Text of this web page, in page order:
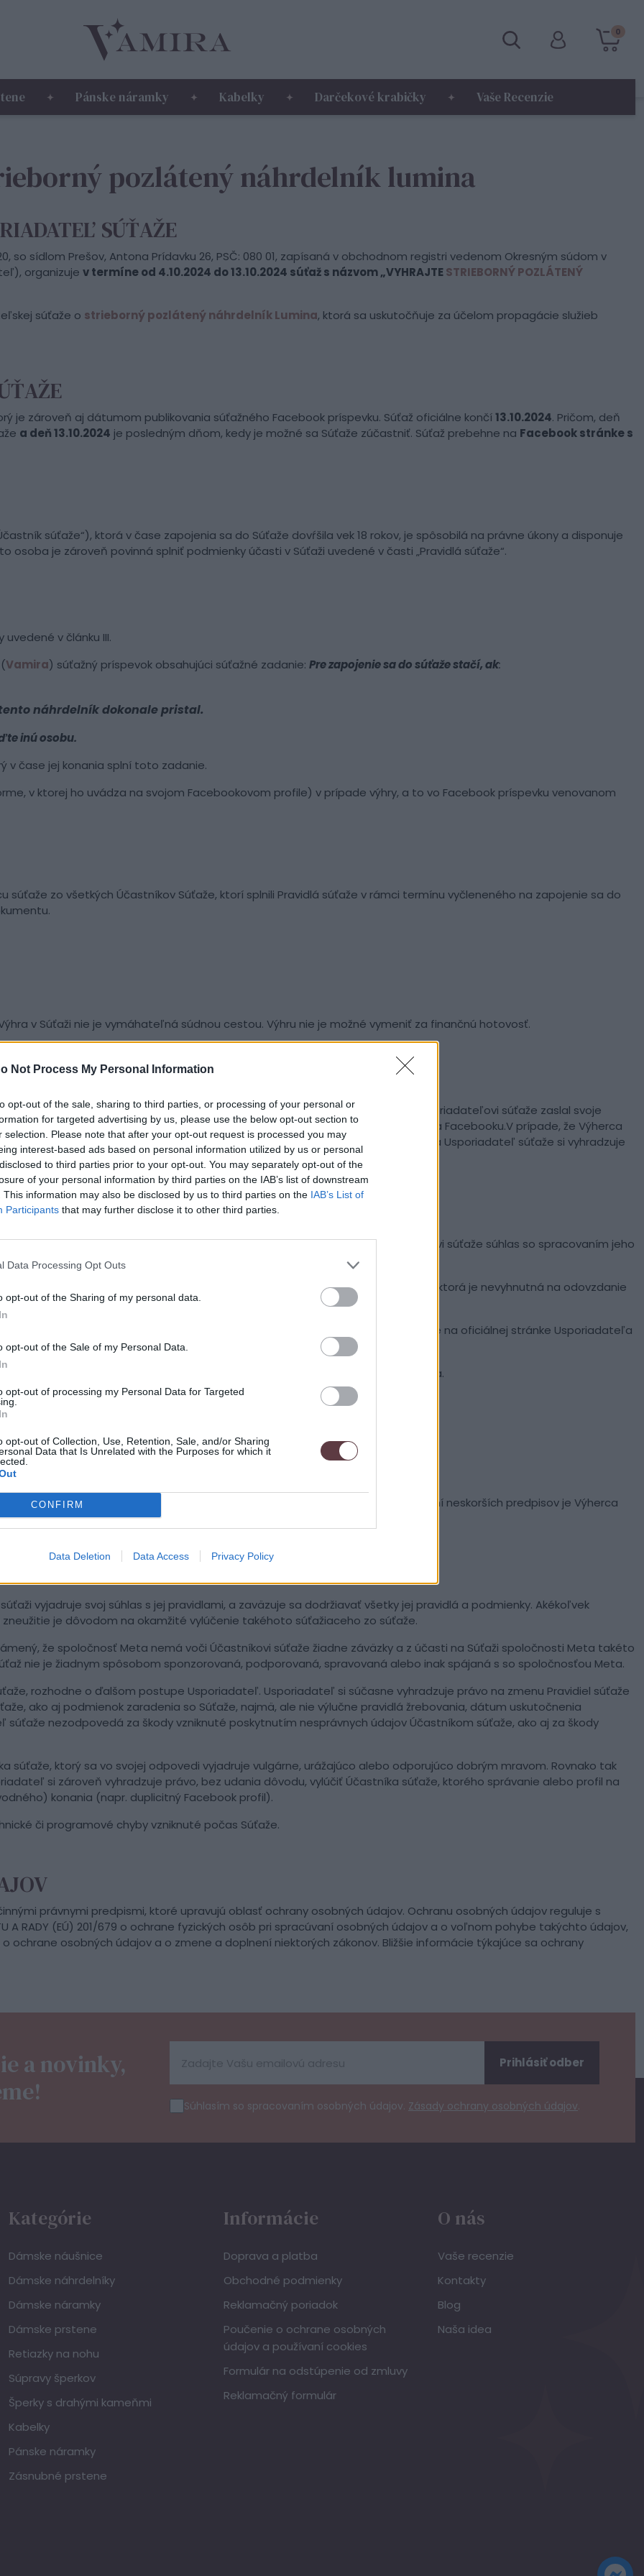
Not Process My Personal Information
opt-out of the sale, sharing to third parties, or processing of your personal or
for targeted advertising by us, please use the below opt-out section to
selection. Please note that after your opt-out request is processed you may
interest-based ads based on personal information utilized by us or personal
to third parties prior to your opt-out. You may separately opt-out of the
of your personal information by third parties on the IAB’s list of downstream
This information may also be disclosed by us to third parties on the IAB’s List of
Participants that may further disclose it to other third parties.
Data Processing Opt Outs
opt-out of the Sharing of my personal data.
opt-out of the Sale of my Personal Data.
opt-out of processing my Personal Data for Targeted
opt-out of Collection, Use, Retention, Sale, and/or Sharing
Data that Is Unrelated with the Purposes for which it
CONFIRM
Data Deletion Data Access Privacy Policy
0
Pánske náramky Kabelky Darčekové krabičky Vaše Recenzie
pozlátený náhrdelník lumina
SÚŤAŽE
so sídlom Prešov, Antona Prídavku 26, PSČ: 080 01, zapísaná v obchodnom registri vedenom Okresným súdom v
organizuje v termíne od 4.10.2024 do 13.10.2024 súťaž s názvom „VYHRAJTESTRIEBORNÝ POZLÁTENÝ
súťaže o strieborný pozlátený náhrdelník Lumina, ktorá sa uskutočňuje za účelom propagácie služieb
je zároveň aj dátumom publikovania súťažného Facebook príspevku. Súťaž oficiálne končí13.10.2024. Pričom, deň
a deň 13.10.2024 je posledným dňom, kedy je možné sa Súťaže zúčastniť. Súťaž prebehne na Facebook stránke s
súťaže“), ktorá v čase zapojenia sa do Súťaže dovŕšila vek 18 rokov, je spôsobilá na právne úkony a disponuje
osoba je zároveň povinná splniť podmienky účasti v Súťaži uvedené v časti „Pravidlá súťaže“.
v článku III.
(Vamira) súťažný príspevok obsahujúci súťažné zadanie: Pre zapojenie sa do súťaže stačí, ak:
náhrdelník dokonale pristal.
inú osobu.
v čase jej konania splní toto zadanie.
v ktorej ho uvádza na svojom Facebookovom profile) v prípade výhry, a to vo Facebook príspevku venovanom
súťaže zo všetkých Účastníkov Súťaže, ktorí splnili Pravidlá súťaže v rámci termínu vyčleneného na zapojenie sa do
v Súťaži nie je vymáhateľná súdnou cestou. Výhru nie je možné vymeniť za finančnú hotovosť.
Vamira.Výherca bude bezodkladne po vyžrebovaní vyzvaný
, aby Usporiadateľovi súťaže zaslal svoje
Výhercu, a tiež, v prípade potreby, v komentári pod súťažným komentárom na Facebooku.V prípade, že Výherca
žrebovacieho príspevku na Facebook stránke Vamira, stráca nárok na výhru a Usporiadateľ súťaže si vyhradzuje
pri odovzdávaní výhry. Výherca súťaže zároveň udeľuje Usporiadateľovi súťaže súhlas so spracovaním jeho
to za účelom odovzdania a doručenia výhry.
bude považované za neposkytnutie súčinnosti na strane Výhercu, ktorá je nevyhnutná na odovzdanie
osobných údajov (v rozsahu meno a priezvisko) v zozname Výhercov súťaže na oficiálnej stránke Usporiadateľa
prebehla.
Facebook alebo Instagram ID užívateľa, meno/priezvisko/pseudonym užívateľa.
Usporiadateľovi nasledovné údaje:
mesto), telefonický kontakt, e-mailovú adresu.
s výhrou a jej využitím. V zmysle zákona č. 595/2003 Z. z. o dani z príjmov v znení neskorších predpisov je Výherca
presahuje sumu 350 EUR, uhradiť deň z príjmov.
vyjadruje svoj súhlas s jej pravidlami, a zaväzuje sa dodržiavať všetky jej pravidlá a podmienky. Akékoľvek
je dôvodom na okamžité vylúčenie takéhoto súťažiaceho zo súťaže.
že spoločnosť Meta nemá voči Účastníkovi súťaže žiadne záväzky a z účasti na Súťaži spoločnosti Meta takéto
nie je žiadnym spôsobom sponzorovaná, podporovaná, spravovaná alebo inak spájaná s so spoločnosťou Meta.
rozhodne o ďalšom postupe Usporiadateľ. Usporiadateľ si súčasne vyhradzuje právo na zmenu Pravidiel súťaže
ako aj podmienok zaradenia so Súťaže, najmä, ale nie výlučne pravidlá žrebovania, dátum uskutočnenia
súťaže nezodpovedá za škody vzniknuté poskytnutím nesprávnych údajov Účastníkom súťaže, ako aj za škody
súťaže, ktorý sa vo svojej odpovedi vyjadruje vulgárne, urážajúco alebo odporujúco dobrým mravom. Rovnako tak
si zároveň vyhradzuje právo, bez udania dôvodu, vylúčiť Účastníka súťaže, ktorého správanie alebo profil na
konania (napr. duplicitný Facebook profil).
či programové chyby vzniknuté počas Súťaže.
právnymi predpismi, ktoré upravujú oblasť ochrany osobných údajov. Ochranu osobných údajov reguluje s
A RADY (EÚ) 201/679 o ochrane fyzických osôb pri spracúvaní osobných údajov a o voľnom pohybe takýchto údajov,
o ochrane osobných údajov a o zmene a doplnení niektorých zákonov. Bližšie informácie týkajúce sa ochrany
a novinky,
Súhlasím so spracovaním osobných údajov. Zásady ochrany osobných údajov.
Prihlásiť odber
Kategórie
Dámske náušnice
Dámske náhrdelníky
Dámske náramky
Dámske prstene
Retiazky na nohu
Súpravy šperkov
Šperky s drahými kameňmi
Kabelky
Pánske náramky
Zásnubné prstene
Informácie
Doprava a platba
Obchodné podmienky
Reklamačný poriadok
Poučenie o ochrane osobných
údajov a používaní cookies
Formulár na odstúpenie od zmluvy
Reklamačný formulár
O nás
Vaše recenzie
Kontakty
Blog
Naša idea